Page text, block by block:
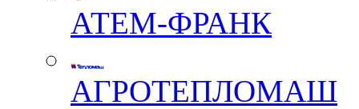
АТЕМ-ФРАНК
АГРОТЕПЛОМАШ